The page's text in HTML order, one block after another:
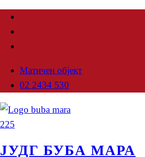
Матичен објект
02 2434 530
ЈУДГ БУБА МАРА